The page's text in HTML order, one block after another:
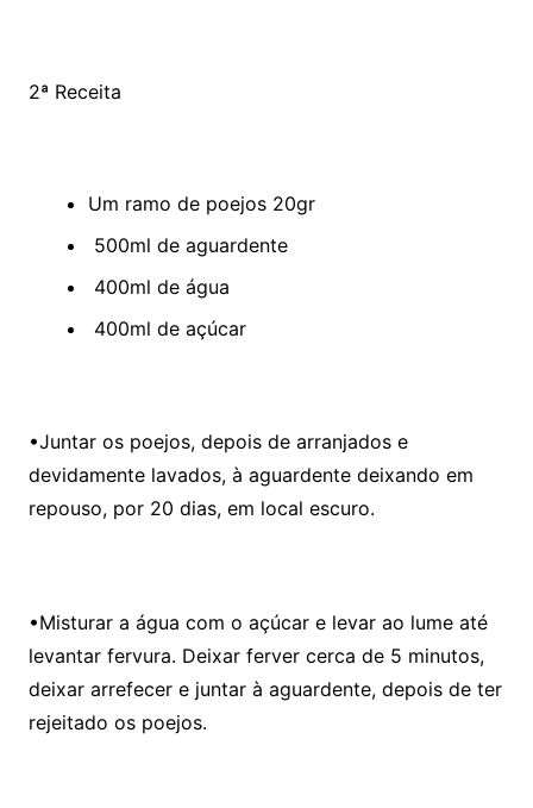
2ª Receita
Um ramo de poejos 20gr
500ml de aguardente
400ml de água
400ml de açúcar
•Juntar os poejos, depois de arranjados e
devidamente lavados, à aguardente deixando em
repouso, por 20 dias, em local escuro.
•Misturar a água com o açúcar e levar ao lume até
levantar fervura. Deixar ferver cerca de 5 minutos,
deixar arrefecer e juntar à aguardente, depois de ter
rejeitado os poejos.